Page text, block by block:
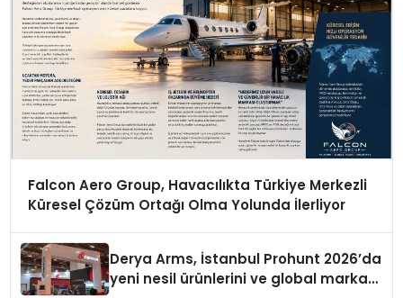
Falcon Aero Group, Havacılıkta Türkiye Merkezli
Küresel Çözüm Ortağı Olma Yolunda İlerliyor
Derya Arms, İstanbul Prohunt 2026’da
yeni nesil ürünlerini ve global marka